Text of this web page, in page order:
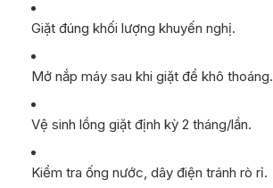
Giặt đúng khối lượng khuyến nghị.
Mở nắp máy sau khi giặt để khô thoáng.
Vệ sinh lồng giặt định kỳ 2 tháng/lần.
Kiểm tra ống nước, dây điện tránh rò rỉ.